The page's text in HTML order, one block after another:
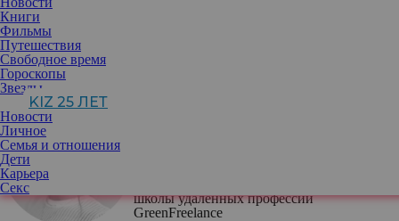
Книги
Фильмы
Путешествия
Свободное время
Гороскопы
Звезды
KIZ 25 ЛЕТ
Новости
Личное
Семья и отношения
Дети
Карьера
Секс
может привести к тому, что многие потеряют работу. Однако в
то же время это дает мощный толчок к развитию внутреннего
рынка и онлайн-бизнеса. И сейчас самое время оценить свои
навыки и обратить внимание на удаленные профессии.
школы удаленных профессий
GreenFreelance